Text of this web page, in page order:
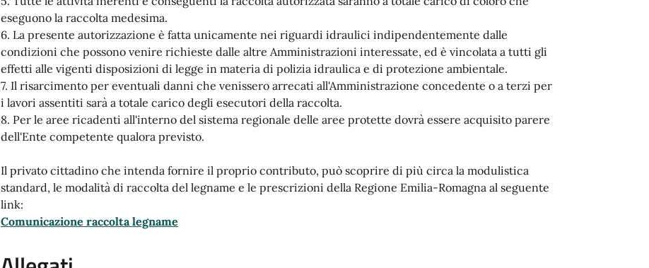
eseguono la raccolta medesima.
6. La presente autorizzazione è fatta unicamente nei riguardi idraulici indipendentemente dalle
condizioni che possono venire richieste dalle altre Amministrazioni interessate, ed è vincolata a tutti gli
effetti alle vigenti disposizioni di legge in materia di polizia idraulica e di protezione ambientale.
7. Il risarcimento per eventuali danni che venissero arrecati all'Amministrazione concedente o a terzi per
i lavori assentiti sarà a totale carico degli esecutori della raccolta.
8. Per le aree ricadenti all'interno del sistema regionale delle aree protette dovrà essere acquisito parere
dell'Ente competente qualora previsto.
Il privato cittadino che intenda fornire il proprio contributo, può scoprire di più circa la modulistica
standard, le modalità di raccolta del legname e le prescrizioni della Regione Emilia-Romagna al seguente
link:
Comunicazione raccolta legname